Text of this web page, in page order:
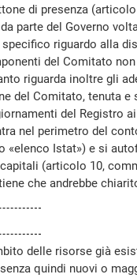
di presenza
parte del Governo
riguardo alla
del Comitato
riguarda inoltre gli
del Comitato, tenuta e
del Registro
nel perimetro del
Istat») e si
(articolo 10,
che andrebbe
delle risorse già
quindi nuovi o